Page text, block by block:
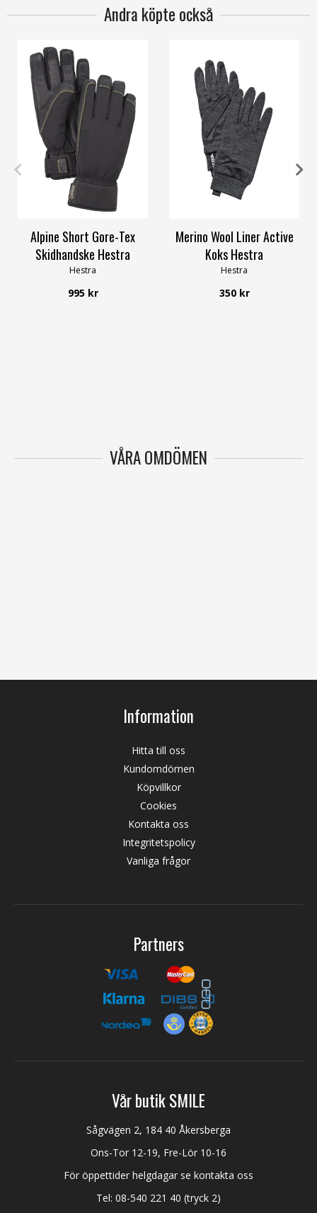
Andra köpte också
6 7 9
Alpine Short Gore-Tex
Skidhandske Hestra
Hestra
995 kr
4 5 6 8
Merino Wool Liner Active
Koks Hestra
Hestra
350 kr
VÅRA OMDÖMEN
Information
Hitta till oss
Kundomdömen
Köpvillkor
Cookies
Kontakta oss
Integritetspolicy
Vanliga frågor
Partners
Vår butik SMILE
Sågvägen 2, 184 40 Åkersberga
Ons-Tor 12-19, Fre-Lör 10-16
För öppettider helgdagar se kontakta oss
Tel: 08-540 221 40 (tryck 2)